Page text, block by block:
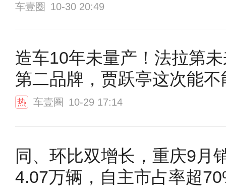
车壹圈 10-30 20:49
造车10年未量产！法拉第
第二品牌，贾跃亭这次能不
热 车壹圈 10-29 17:14
同、环比双增长，重庆9月
4.07万辆，自主市占率超